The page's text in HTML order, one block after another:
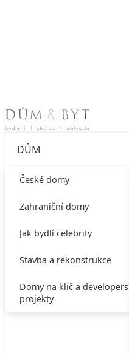
Skip to content
DŮM
České domy
Zahraniční domy
Jak bydlí celebrity
Stavba a rekonstrukce
Domy na klíč a
projekty